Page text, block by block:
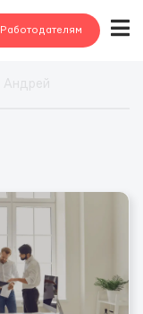
Работодателям